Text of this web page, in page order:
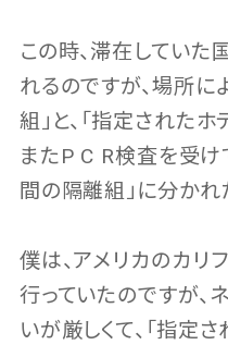
この時、滞在していた
れるのですが、場所に
組」と、「指定された
またP C R検査を受け
間の隔離組」に分かれ
僕は、アメリカのカリ
行っていたのですが、
いが厳しくて、「指定